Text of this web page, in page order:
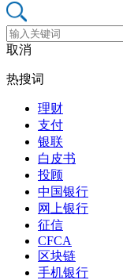
取消
热搜词
理财
支付
银联
白皮书
投顾
中国银行
网上银行
征信
CFCA
区块链
手机银行